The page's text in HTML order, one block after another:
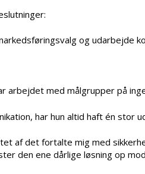
og udarbejde
arbejdet med målgrupper på
har hun altid haft én stor
af det fortalte mig med
den ene dårlige løsning op